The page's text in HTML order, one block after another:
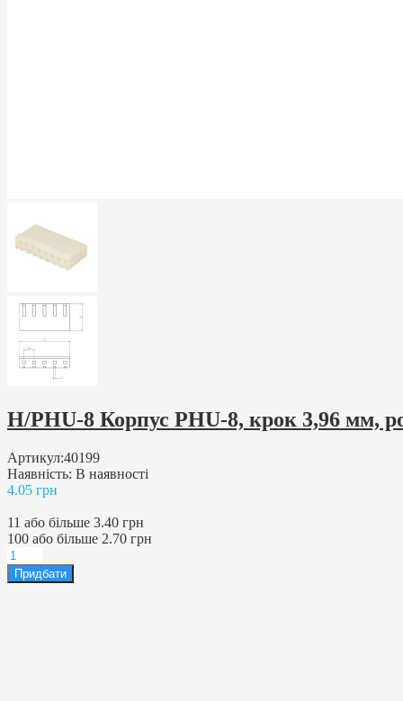
H/PHU-8 Корпус PHU-8, крок 3,96 мм,
Артикул:40199
Наявність: В наявності
4.05 грн
11 або більше 3.40 грн
100 або більше 2.70 грн